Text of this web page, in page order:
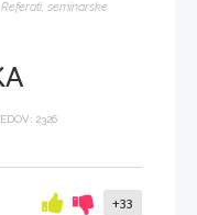
Referati, seminarske
2326
+33